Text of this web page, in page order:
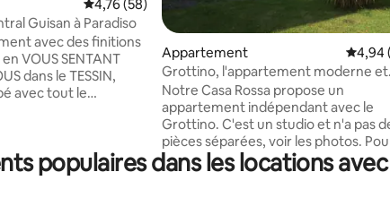
125 commentaires : 4,89 sur 5
Évaluation moyenne sur la base de 58
4,76 (58)
Guisan à Paradiso
avec des finitions
VOUS SENTANT
dans le TESSIN,
avec tout le
de Lugano et de tous
et transports en
Appartement
4,94
Grottino, l'appartement moderne et
lumineux
Notre Casa Rossa propose un
appartement indépendant avec le
Grottino. C'est un studio et n'a pas de
pièces séparées, voir les photos. Pour
nos clients, il y a de la place pour la
retraite, la détente, le confort, une
populaires dans les locations